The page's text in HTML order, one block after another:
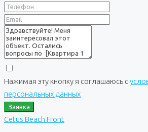
Нажимая эту кнопку я соглашаюсь с
персональных данных
Заявка
Cetus Beach Front